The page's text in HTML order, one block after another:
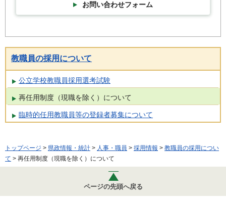
お問い合わせフォーム
教職員の採用について
公立学校教職員採用選考試験
再任用制度（現職を除く）について
臨時的任用教職員等の登録者募集について
トップページ > 県政情報・統計 > 人事・職員 > 採用情報 > 教職員の採用につい
て > 再任用制度（現職を除く）について
ページの先頭へ戻る